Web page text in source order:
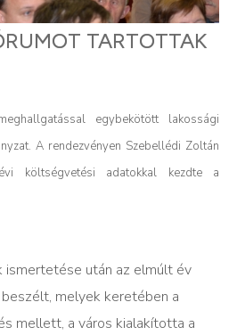
TARTOTTAK
egybekötött lakossági
A rendezvényen Szebellédi Zoltán
költségvetési adatokkal kezdte a
ismertetése után az elmúlt év
melyek keretében a
mellett, a város kialakította a